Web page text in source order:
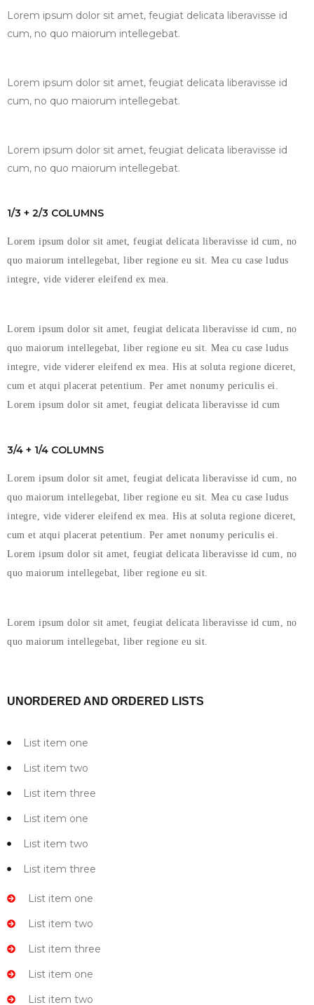
Lorem ipsum dolor sit amet, feugiat delicata liberavisse id
cum, no quo maiorum intellegebat.
Lorem ipsum dolor sit amet, feugiat delicata liberavisse id
cum, no quo maiorum intellegebat.
Lorem ipsum dolor sit amet, feugiat delicata liberavisse id
cum, no quo maiorum intellegebat.
1/3 + 2/3 COLUMNS
Lorem ipsum dolor sit amet, feugiat delicata liberavisse id cum, no
quo maiorum intellegebat, liber regione eu sit. Mea cu case ludus
integre, vide viderer eleifend ex mea.
Lorem ipsum dolor sit amet, feugiat delicata liberavisse id cum, no
quo maiorum intellegebat, liber regione eu sit. Mea cu case ludus
integre, vide viderer eleifend ex mea. His at soluta regione diceret,
cum et atqui placerat petentium. Per amet nonumy periculis ei.
Lorem ipsum dolor sit amet, feugiat delicata liberavisse id cum
3/4 + 1/4 COLUMNS
Lorem ipsum dolor sit amet, feugiat delicata liberavisse id cum, no
quo maiorum intellegebat, liber regione eu sit. Mea cu case ludus
integre, vide viderer eleifend ex mea. His at soluta regione diceret,
cum et atqui placerat petentium. Per amet nonumy periculis ei.
Lorem ipsum dolor sit amet, feugiat delicata liberavisse id cum, no
quo maiorum intellegebat, liber regione eu sit.
Lorem ipsum dolor sit amet, feugiat delicata liberavisse id cum, no
quo maiorum intellegebat, liber regione eu sit.
UNORDERED AND ORDERED LISTS
List item one
List item two
List item three
List item one
List item two
List item three
List item one
List item two
List item three
List item one
List item two